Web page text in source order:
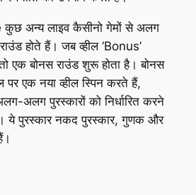
अन्य लाइव कैसीनो गेमों से अलग
होते हैं। जब व्हील ‘Bonus’
एक बोनस राउंड शुरू होता है। बोनस
पर एक नया व्हील स्पिन करते हैं,
अलग पुरस्कारों को निर्धारित करने
ये पुरस्कार नकद पुरस्कार, गुणक और